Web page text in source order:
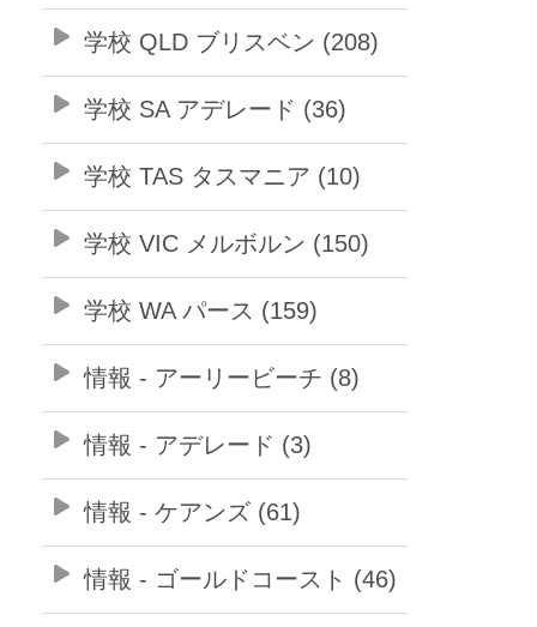
学校 QLD ブリスベン (208)
学校 SA アデレード (36)
学校 TAS タスマニア (10)
学校 VIC メルボルン (150)
学校 WA パース (159)
情報 - アーリービーチ (8)
情報 - アデレード (3)
情報 - ケアンズ (61)
情報 - ゴールドコースト (46)